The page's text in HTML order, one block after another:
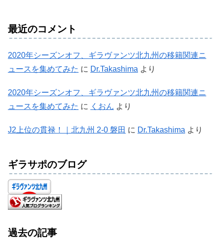
最近のコメント
2020年シーズンオフ、ギラヴァンツ北九州の移籍関連ニ
ュースを集めてみた に Dr.Takashima より
2020年シーズンオフ、ギラヴァンツ北九州の移籍関連ニ
ュースを集めてみた に くおん より
J2上位の貫禄！｜北九州 2-0 磐田 に Dr.Takashima より
ギラサポのブログ
過去の記事